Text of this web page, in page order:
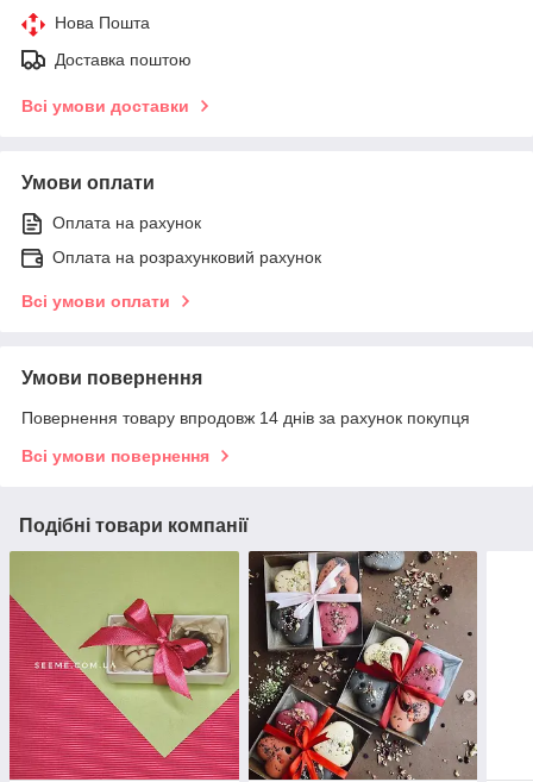
Нова Пошта
Доставка поштою
Всі умови доставки
Умови оплати
Оплата на рахунок
Оплата на розрахунковий рахунок
Всі умови оплати
Умови повернення
Повернення товару впродовж 14 днів за рахунок покупця
Всі умови повернення
Подібні товари компанії